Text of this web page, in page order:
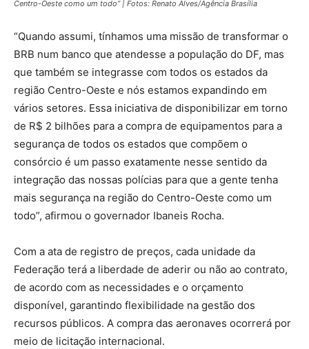
Centro-Oeste como um todo” | Fotos: Renato Alves/Agência Brasília
“Quando assumi, tínhamos uma missão de transformar o
BRB num banco que atendesse a população do DF, mas
que também se integrasse com todos os estados da
região Centro-Oeste e nós estamos expandindo em
vários setores. Essa iniciativa de disponibilizar em torno
de R$ 2 bilhões para a compra de equipamentos para a
segurança de todos os estados que compõem o
consórcio é um passo exatamente nesse sentido da
integração das nossas polícias para que a gente tenha
mais segurança na região do Centro-Oeste como um
todo”, afirmou o governador Ibaneis Rocha.
Com a ata de registro de preços, cada unidade da
Federação terá a liberdade de aderir ou não ao contrato,
de acordo com as necessidades e o orçamento
disponível, garantindo flexibilidade na gestão dos
recursos públicos. A compra das aeronaves ocorrerá por
meio de licitação internacional.